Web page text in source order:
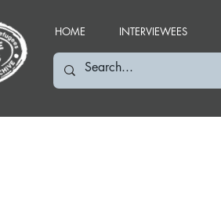
HOME INTERVIEWEES